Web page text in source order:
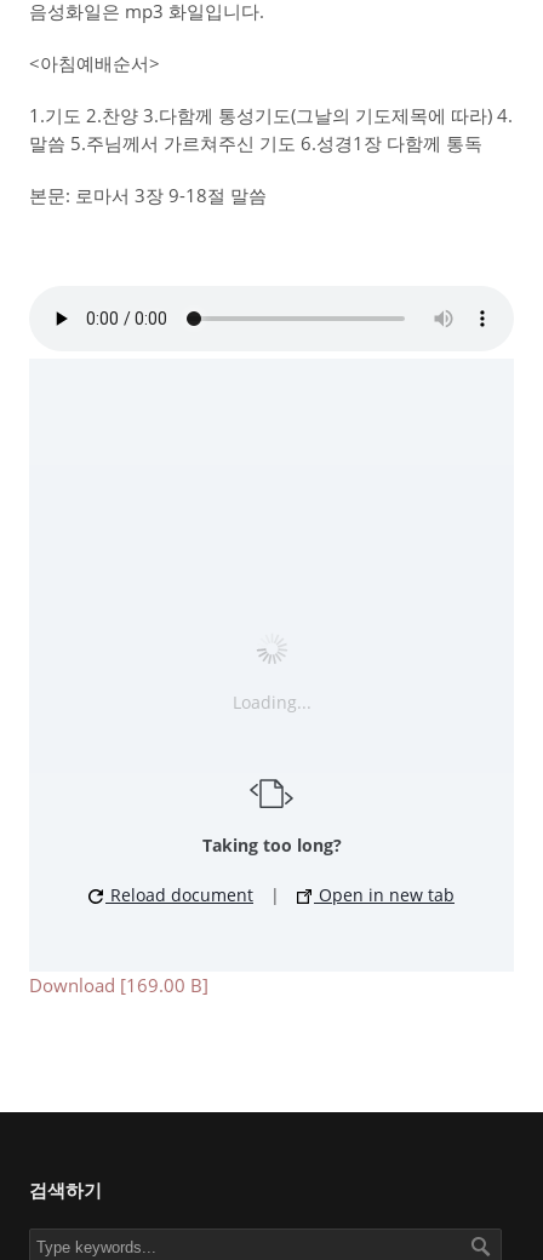
음성화일은 mp3 화일입니다.
<아침예배순서>
1.기도 2.찬양 3.다함께 통성기도(그날의 기도제목에 따라) 4.
말씀 5.주님께서 가르쳐주신 기도 6.성경1장 다함께 통독
본문: 로마서 3장 9-18절 말씀
Loading...
Taking too long?
Reload document | Open in new tab
Download [169.00 B]
검색하기